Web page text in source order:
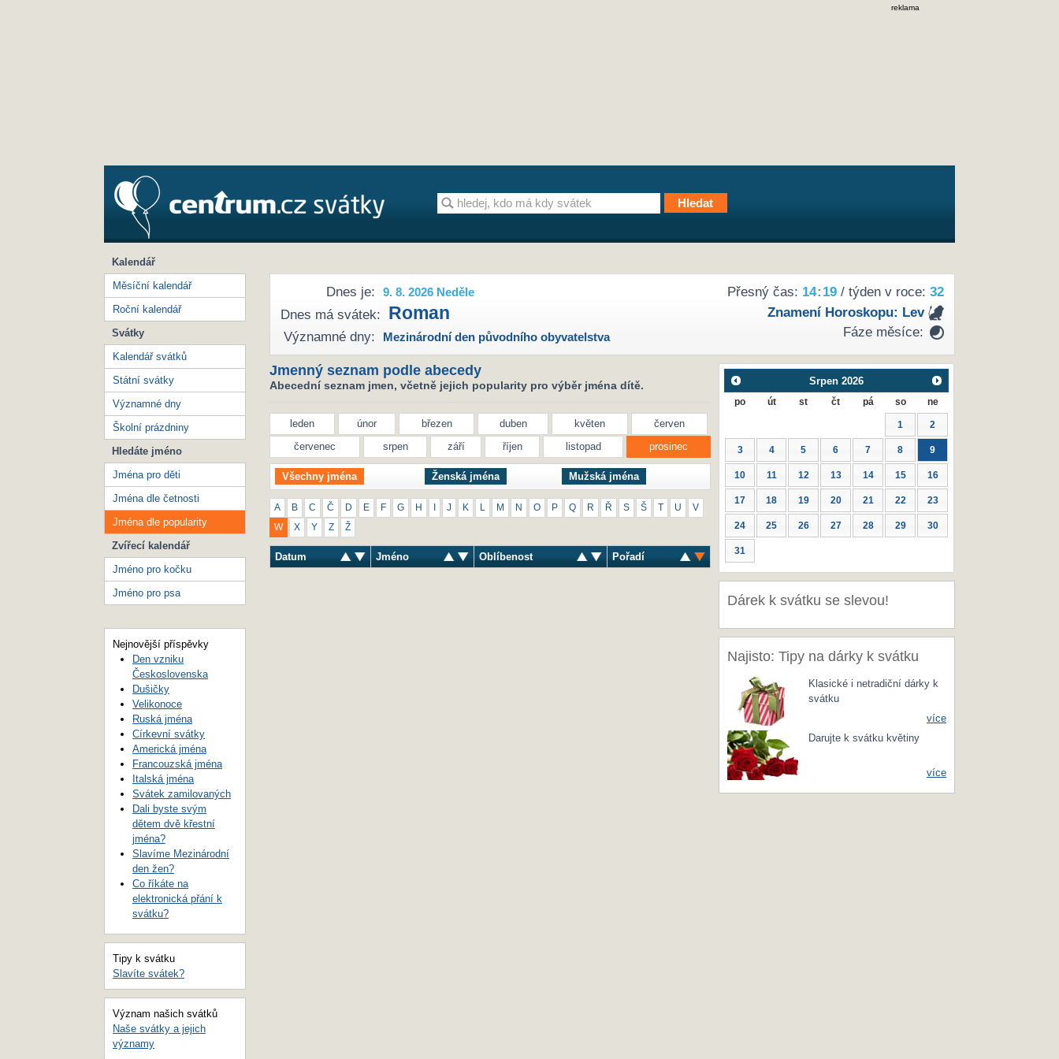
reklama
Přesný čas: 14: 19/ týden v roce: 32
Znamení Horoskopu: Lev
Fáze měsíce:
Dnes je: 9. 8. 2026 Neděle
Dnes má svátek: Roman
Významné dny: Mezinárodní den původního obyvatelstva
Jmenný seznam podle abecedy
Abecední seznam jmen, včetně jejich popularity pro výběr jména dítě.
leden únor březen duben květen
červen
červenec
srpen září říjen listopad prosinec
Všechny jména Ženská jména Mužská jména
A B C Č D E F G H J K M N O P Q R Ř S Š T U V
W X Y Z Ž
Datum Jméno Oblíbenost Pořadí
Srpen 2026
po út st čt pá so ne
1 2
3 4 5 6 7 8 9
10 11 12 13 14 15 16
17 18 19 20 21 22 23
24 25 26 27 28 29 30
31
Dárek k svátku se slevou!
Najisto: Tipy na dárky k svátku
Klasické i netradiční dárky k
svátku
více
Darujte k svátku květiny
více
Kalendář
Měsíční kalendář
Roční kalendář
Svátky
Kalendář svátků
Státní svátky
Významné dny
Školní prázdniny
Hledáte jméno
Jména pro děti
Jména dle četnosti
Jména dle popularity
Zvířecí kalendář
Jméno pro kočku
Jméno pro psa
Nejnovější příspěvky
Den vzniku
Československa
Dušičky
Velikonoce
Ruská jména
Církevní svátky
Americká jména
Francouzská jména
Italská jména
Svátek zamilovaných
Dali byste svým
dětem dvě křestní
jména?
Slavíme Mezinárodní
den žen?
Co říkáte na
elektronická přání k
svátku?
Tipy k svátku
Slavíte svátek?
Význam našich svátků
Naše svátky a jejich
významy